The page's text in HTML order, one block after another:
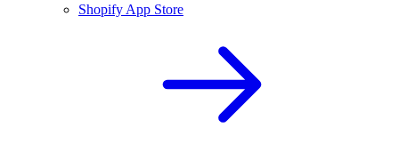
Shopify App Store